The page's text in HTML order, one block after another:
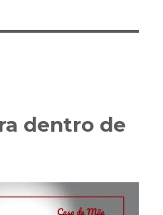
dentro de